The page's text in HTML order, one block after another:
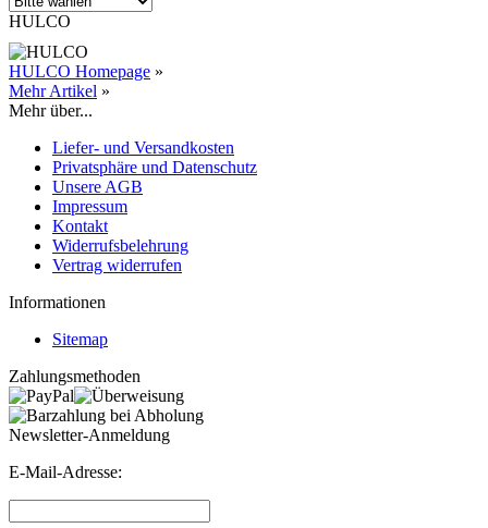
HULCO
HULCO Homepage »
Mehr Artikel »
Mehr über...
Liefer- und Versandkosten
Privatsphäre und Datenschutz
Unsere AGB
Impressum
Kontakt
Widerrufsbelehrung
Vertrag widerrufen
Informationen
Sitemap
Zahlungsmethoden
Newsletter-Anmeldung
E-Mail-Adresse: